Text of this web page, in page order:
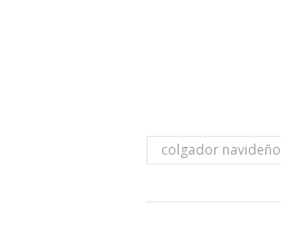
colgador navideño